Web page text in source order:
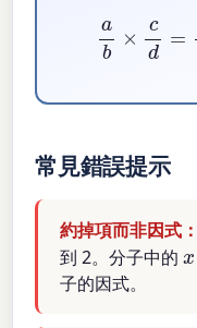
×
常見錯誤提示
約掉項而非因式：
到 2。分子中的
x
子的因式。